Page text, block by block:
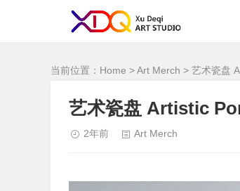
当前位置： Home >Art Merch > 艺术瓷盘
艺术瓷盘 Artistic
2年前 Art Merch